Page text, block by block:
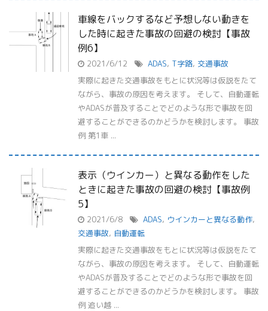
車線をバックするなど予想しない動きを
した時に起きた事故の回避の検討【事故
例6】
2021/6/12 ADAS, T字路, 交通事故
実際に起きた交通事故をもとに状況等は仮説をたて
ながら、事故の原因を考えます。 そして、自動運転
やADASが普及することでどのような形で事故を回
避することができるのかどうかを検討します。 事故
例 第1車 ...
表示（ウインカー）と異なる動作をした
ときに起きた事故の回避の検討【事故例
5】
2021/6/8 ADAS, ウインカーと異なる動作,
交通事故, 自動運転
実際に起きた交通事故をもとに状況等は仮説をたて
ながら、事故の原因を考えます。 そして、自動運転
やADASが普及することでどのような形で事故を回
避することができるのかどうかを検討します。 事故
例 追い越 ...